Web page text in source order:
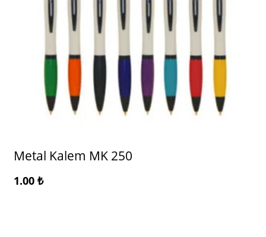
Metal Kalem MK 250
1.00 ₺